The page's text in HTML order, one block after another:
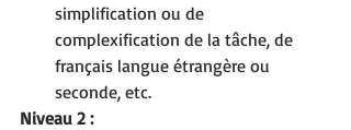
simplification ou de
complexification de la tâche, de
français langue étrangère ou
seconde, etc.
Niveau 2 :